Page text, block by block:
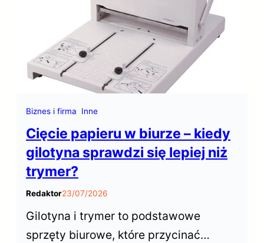
Biznes i firma Inne
Cięcie papieru w biurze – kiedy
gilotyna sprawdzi się lepiej niż
trymer?
Redaktor23/07/2026
Gilotyna i trymer to podstawowe
sprzęty biurowe, które przycinać